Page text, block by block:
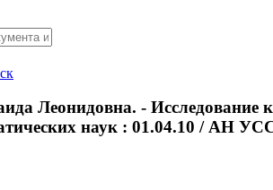
Леонидовна. - Исследование
наук : 01.04.10 / АН